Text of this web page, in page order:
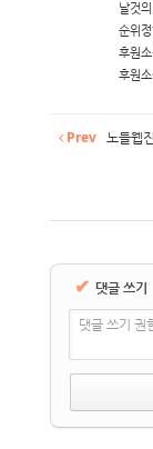
날것
순위
후원
후원
Prev 노들웹
✔ 댓글 쓰기
댓글 쓰기 권